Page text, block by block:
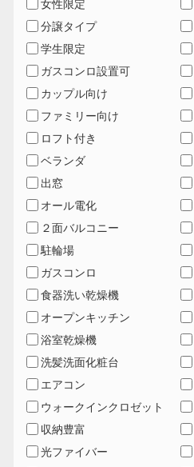
女性限定
分譲タイプ
学生限定
ガスコンロ設置可
カップル向け
ファミリー向け
ロフト付き
ベランダ
出窓
オール電化
２面バルコニー
駐輪場
ガスコンロ
食器洗い乾燥機
オープンキッチン
浴室乾燥機
洗髪洗面化粧台
エアコン
ウォークインクロゼット
収納豊富
光ファイバー